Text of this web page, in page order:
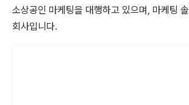
소상공인 마케팅을 대행하고 있으며, 마케팅
회사입니다.